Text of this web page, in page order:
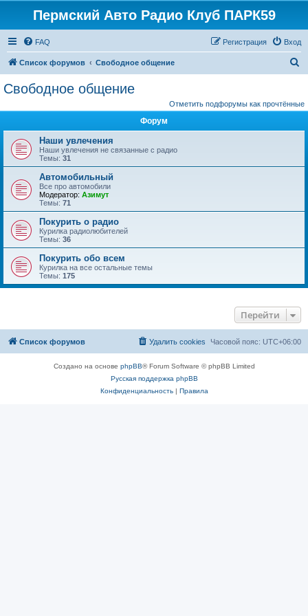
Пермский Авто Радио Клуб ПАРК59
FAQ Вход
Регистрация
Список форумов Свободное общение
с
Свободное общение
Отметить подфорумы как прочтённые
Форум
Наши увлечения
Наши увлечения не связанные с радио
Темы: 31
Автомобильный
Все про автомобили
Модератор: Азимут
Темы: 71
Покурить о радио
Курилка радиолюбителей
Темы: 36
Покурить обо всем
Курилка на все остальные темы
Темы: 175
Перейти
Список форумов Часовой пояс: UTC+06:00
Удалить cookies
Создано на основе phpBB® Forum Software © phpBB Limited
Русская поддержка phpBB
Конфиденциальность| Правила